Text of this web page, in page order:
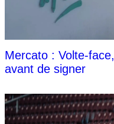
Mercato : Volte-
avant de signer